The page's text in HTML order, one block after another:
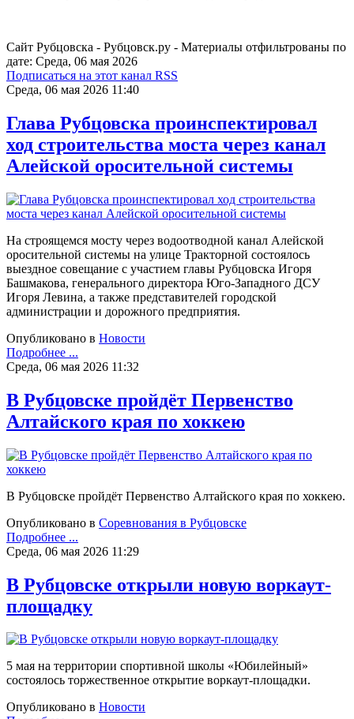
Сайт Рубцовска - Рубцовск.ру - Материалы отфильтрованы по
дате: Среда, 06 мая 2026
Подписаться на этот канал RSS
Среда, 06 мая 2026 11:40
Глава Рубцовска проинспектировал
ход строительства моста через канал
Алейской оросительной системы
На строящемся мосту через водоотводной канал Алейской
оросительной системы на улице Тракторной состоялось
выездное совещание с участием главы Рубцовска Игоря
Башмакова, генерального директора Юго-Западного ДСУ
Игоря Левина, а также представителей городской
администрации и дорожного предприятия.
Опубликовано в Новости
Подробнее ...
Среда, 06 мая 2026 11:32
В Рубцовске пройдёт Первенство
Алтайского края по хоккею
В Рубцовске пройдёт Первенство Алтайского края по хоккею.
Опубликовано в Соревнования в Рубцовске
Подробнее ...
Среда, 06 мая 2026 11:29
В Рубцовске открыли новую воркаут-
площадку
5 мая на территории спортивной школы «Юбилейный»
состоялось торжественное открытие воркаут-площадки.
Опубликовано в Новости